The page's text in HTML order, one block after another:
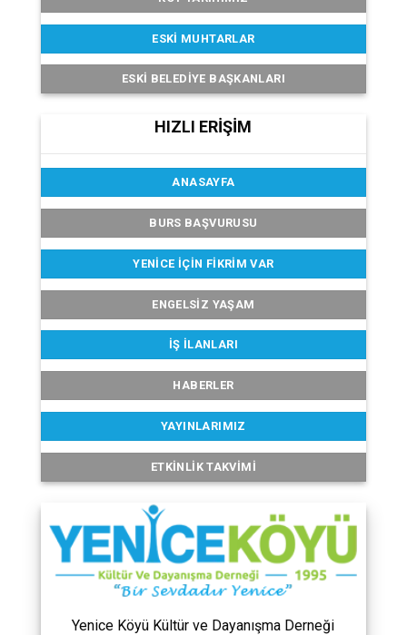
ESKI MUHTARLAR
ESKI BELEDIYE BAŞKANLARI
HIZLI ERİŞİM
ANASAYFA
BURS BAŞVURUSU
YENICE İÇIN FIKRIM VAR
ENGELSIZ YAŞAM
İŞ İLANLARI
HABERLER
YAYINLARIMIZ
ETKINLIK TAKVIMI
Yenice Köyü Kültür ve Dayanışma Derneği